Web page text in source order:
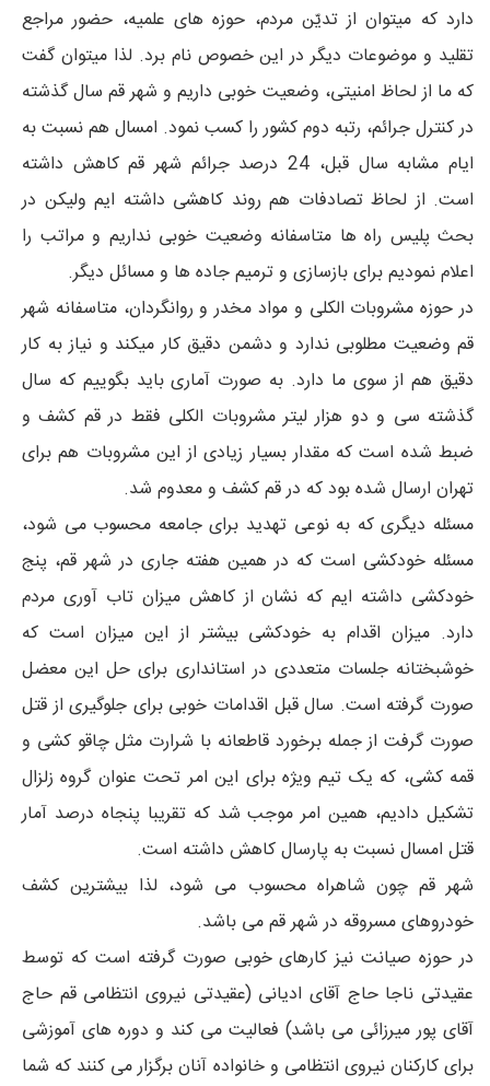
دارد که میتوان از تدیّن مردم، حوزه های علمیه، حضور مراجع
تقلید و موضوعات دیگر در این خصوص نام برد. لذا میتوان گفت
که ما از لحاظ امنیتی، وضعیت خوبی داریم و شهر قم سال گذشته
در کنترل جرائم، رتبه دوم کشور را کسب نمود. امسال هم نسبت به
ایام مشابه سال قبل، 24 درصد جرائم شهر قم کاهش داشته
است. از لحاظ تصادفات هم روند کاهشی داشته ایم ولیکن در
بحث پلیس راه ها متاسفانه وضعیت خوبی نداریم و مراتب را
اعلام نمودیم برای بازسازی و ترمیم جاده ها و مسائل دیگر.
در حوزه مشروبات الکلی و مواد مخدر و روانگردان، متاسفانه شهر
قم وضعیت مطلوبی ندارد و دشمن دقیق کار میکند و نیاز به کار
دقیق هم از سوی ما دارد. به صورت آماری باید بگوییم که سال
گذشته سی و دو هزار لیتر مشروبات الکلی فقط در قم کشف و
ضبط شده است که مقدار بسیار زیادی از این مشروبات هم برای
تهران ارسال شده بود که در قم کشف و معدوم شد.
مسئله دیگری که به نوعی تهدید برای جامعه محسوب می شود،
مسئله خودکشی است که در همین هفته جاری در شهر قم، پنج
خودکشی داشته ایم که نشان از کاهش میزان تاب آوری مردم
دارد. میزان اقدام به خودکشی بیشتر از این میزان است که
خوشبختانه جلسات متعددی در استانداری برای حل این معضل
صورت گرفته است. سال قبل اقدامات خوبی برای جلوگیری از قتل
صورت گرفت از جمله برخورد قاطعانه با شرارت مثل چاقو کشی و
قمه کشی، که یک تیم ویژه برای این امر تحت عنوان گروه زلزال
تشکیل دادیم، همین امر موجب شد که تقریبا پنجاه درصد آمار
قتل امسال نسبت به پارسال کاهش داشته است.
شهر قم چون شاهراه محسوب می شود، لذا بیشترین کشف
خودروهای مسروقه در شهر قم می باشد.
در حوزه صیانت نیز کارهای خوبی صورت گرفته است که توسط
عقیدتی ناجا حاج آقای ادیانی (عقیدتی نیروی انتظامی قم حاج
آقای پور میرزائی می باشد) فعالیت می کند و دوره های آموزشی
برای کارکنان نیروی انتظامی و خانواده آنان برگزار می کنند که شما